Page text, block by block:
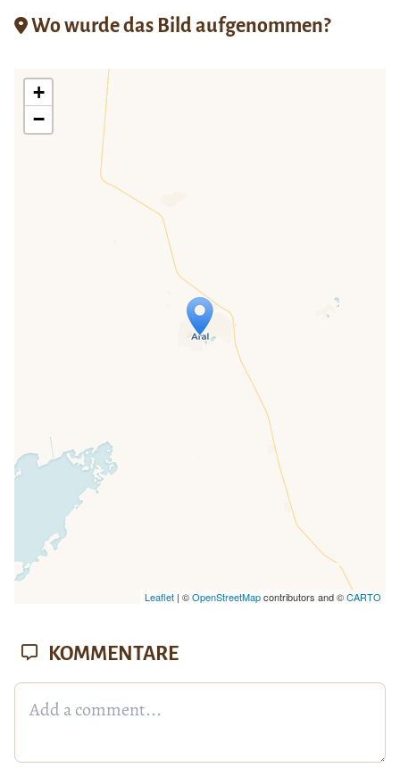
Wo wurde das Bild aufgenommen?
Travelers' Map wird geladen …
Wenn du dies siehst, nachdem deine
Seite vollständig geladen wurde,
fehlen leafletJS-Dateien.
+
−
Leaflet| ©OpenStreetMapcontributors and ©CARTO
KOMMENTARE